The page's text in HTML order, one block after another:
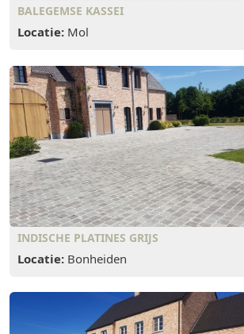
BALEGEMSE KASSEI
Locatie: Mol
INDISCHE PLATINES GRIJS
Locatie: Bonheiden